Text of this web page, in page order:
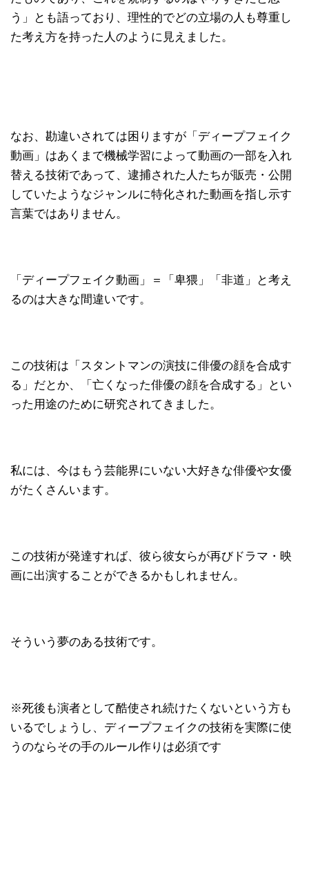
う」とも語っており、理性的でどの立場の人も尊重し
た考え方を持った人のように見えました。
なお、勘違いされては困りますが「ディープフェイク
動画」はあくまで機械学習によって動画の一部を入れ
替える技術であって、逮捕された人たちが販売・公開
していたようなジャンルに特化された動画を指し示す
言葉ではありません。
「ディープフェイク動画」＝「卑猥」「非道」と考え
るのは大きな間違いです。
この技術は「スタントマンの演技に俳優の顔を合成す
る」だとか、「亡くなった俳優の顔を合成する」とい
った用途のために研究されてきました。
私には、今はもう芸能界にいない大好きな俳優や女優
がたくさんいます。
この技術が発達すれば、彼ら彼女らが再びドラマ・映
画に出演することができるかもしれません。
そういう夢のある技術です。
※死後も演者として酷使され続けたくないという方も
いるでしょうし、ディープフェイクの技術を実際に使
うのならその手のルール作りは必須です